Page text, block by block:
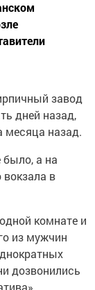
завод
дней назад,
месяца назад.
было, а на
вокзала в
комнате и
из мужчин
дозвонились